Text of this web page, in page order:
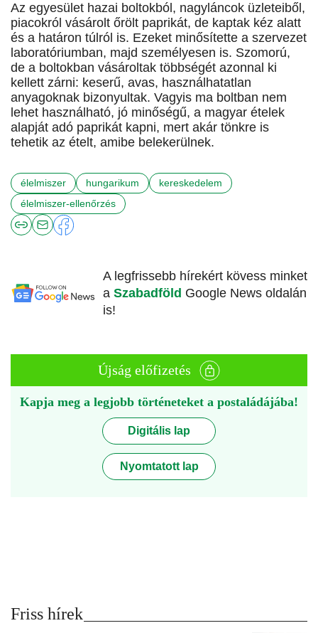
Az egyesület hazai boltokból, nagyláncok üzleteiből,
piacokról vásárolt őrölt paprikát, de kaptak kéz alatt
és a határon túlról is. Ezeket minősítette a szervezet
laboratóriumban, majd személyesen is. Szomorú,
de a boltokban vásároltak többségét azonnal ki
kellett zárni: keserű, avas, használhatatlan
anyagoknak bizonyultak. Vagyis ma boltban nem
lehet használható, jó minőségű, a magyar ételek
alapját adó paprikát kapni, mert akár tönkre is
tehetik az ételt, amibe belekerülnek.
élelmiszer hungarikum
kereskedelem
élelmiszer-ellenőrzés
A legfrissebb hírekért kövess minket
a Szabadföld Google News oldalán
is!
Újság előfizetés
Kapja meg a legjobb történeteket a postaládájába!
Digitális lap
Nyomtatott lap
Friss hírek